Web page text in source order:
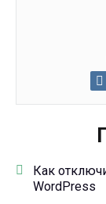
Как
WordPress